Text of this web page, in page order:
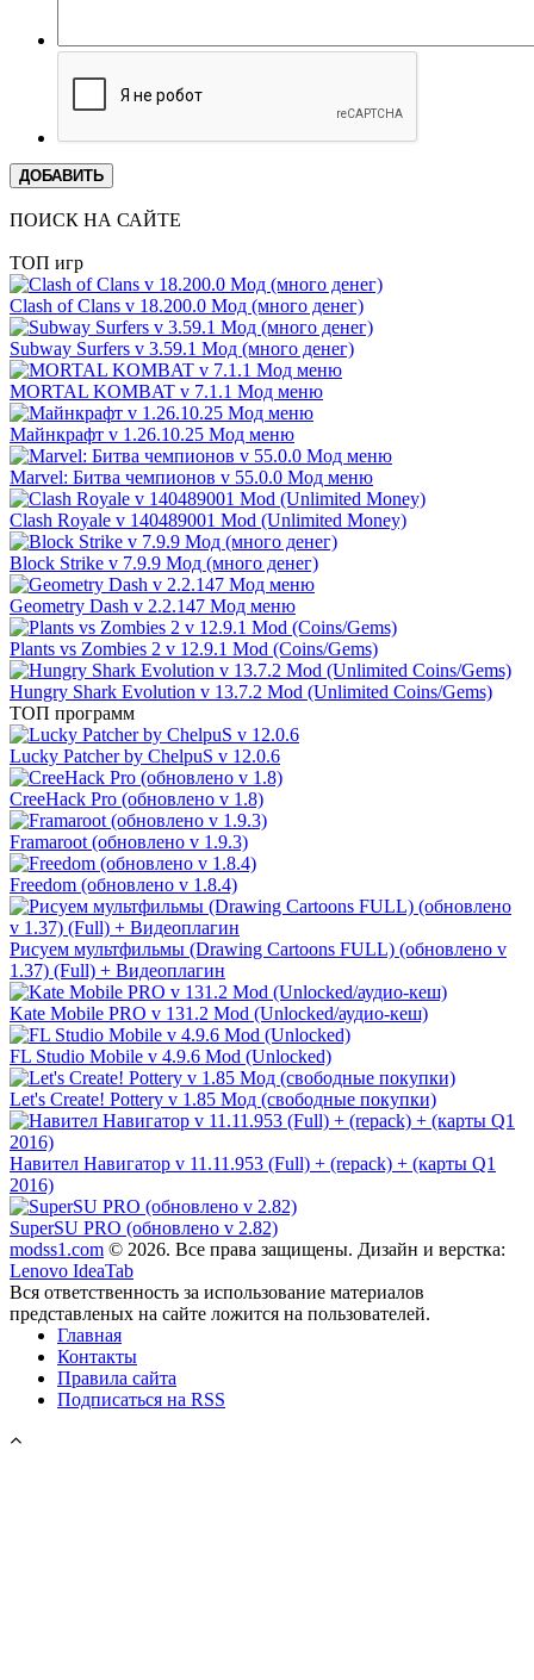
ДОБАВИТЬ
ПОИСК НА САЙТЕ
ТОП игр
Clash of Clans v 18.200.0 Мод (много денег)
Subway Surfers v 3.59.1 Мод (много денег)
MORTAL KOMBAT v 7.1.1 Мод меню
Майнкрафт v 1.26.10.25 Мод меню
Marvel: Битва чемпионов v 55.0.0 Мод меню
Clash Royale v 140489001 Mod (Unlimited Money)
Block Strike v 7.9.9 Мод (много денег)
Geometry Dash v 2.2.147 Мод меню
Plants vs Zombies 2 v 12.9.1 Mod (Coins/Gems)
Hungry Shark Evolution v 13.7.2 Mod (Unlimited Coins/Gems)
ТОП программ
Lucky Patcher by ChelpuS v 12.0.6
CreeHack Pro (обновлено v 1.8)
Framaroot (обновлено v 1.9.3)
Freedom (обновлено v 1.8.4)
Рисуем мультфильмы (Drawing Cartoons FULL) (обновлено v
1.37) (Full) + Видеоплагин
Kate Mobile PRO v 131.2 Mod (Unlocked/аудио-кеш)
FL Studio Mobile v 4.9.6 Mod (Unlocked)
Let's Create! Pottery v 1.85 Мод (свободные покупки)
Навител Навигатор v 11.11.953 (Full) + (repack) + (карты Q1
2016)
SuperSU PRO (обновлено v 2.82)
modss1.com © 2026. Все права защищены. Дизайн и верстка:
Lenovo IdeaTab
Вся ответственность за использование материалов
представленых на сайте ложится на пользователей.
Главная
Контакты
Правила сайта
Подписаться на RSS